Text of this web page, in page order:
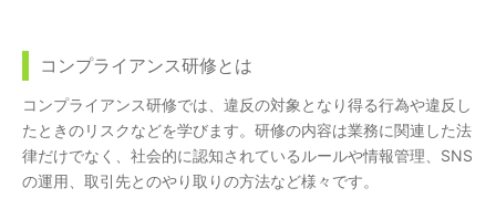
コンプライアンス研修とは
コンプライアンス研修では、違反の対象となり得る行為や違反し
たときのリスクなどを学びます。研修の内容は業務に関連した法
律だけでなく、社会的に認知されているルールや情報管理、SNS
の運用、取引先とのやり取りの方法など様々です。